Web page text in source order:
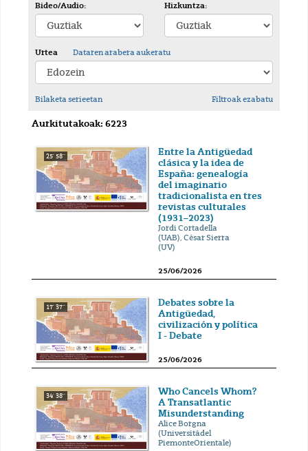
Bideo/Audio: Hizkuntza:
Urtea Dataren arabera aukeratu
Bilaketa serieetan Filtroak ezabatu
Aurkitutakoak: 6223
25' 58''
Entre la Antigüedad
clásica y la idea de
España: genealogía
del imaginario
tradicionalista en tres
revistas culturales
(1931–2023)
Jordi Cortadella
(UAB), César Sierra
(UV)
25/06/2026
17' 37''
Debates sobre la
Antigüedad,
civilización y política
I - Debate
25/06/2026
34' 38''
Who Cancels Whom?
A Transatlantic
Misunderstanding
Alice Borgna
(Universitàdel
PiemonteOrientale)